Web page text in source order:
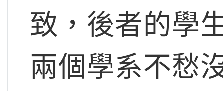
致，後者的學
兩個學系不愁